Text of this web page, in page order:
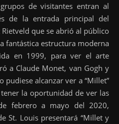
de visitantes entran al
de la entrada principal del
que se abrió al público
fantástica estructura moderna
en 1999, para ver el arte
a Claude Monet, van Gogh y
alcanzar ver a “Millet”
la oportunidad de ver las
febrero a mayo del 2020,
St. Louis presentará “Millet y